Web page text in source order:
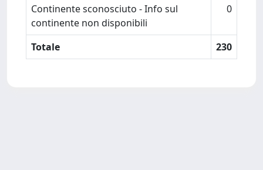
Continente sconosciuto - Info sul
continente non disponibili
0
Totale 230